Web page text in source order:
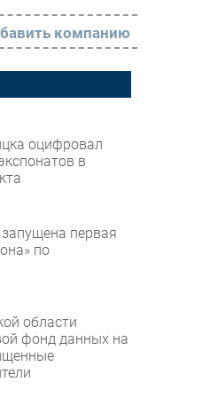
компанию
оцифровал
в
первая
по
области
фонд данных на